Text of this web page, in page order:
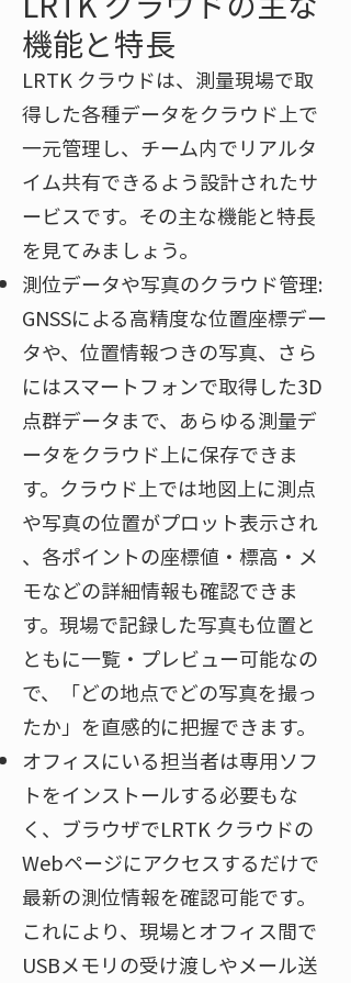
機能と特長
LRTK クラウドは、測量現場で取
得した各種データをクラウド上で
一元管理し、チーム内でリアルタ
イム共有できるよう設計されたサ
ービスです。その主な機能と特長
を見てみましょう。
測位データや写真のクラウド管理:
GNSSによる高精度な位置座標デー
タや、位置情報つきの写真、さら
にはスマートフォンで取得した3D
点群データまで、あらゆる測量デ
ータをクラウド上に保存できま
す。クラウド上では地図上に測点
や写真の位置がプロット表示され​
、各ポイントの座標値・標高・メ
モなどの詳細情報も確認できま
す。現場で記録した写真も位置と
ともに一覧・プレビュー可能なの
で、「どの地点でどの写真を撮っ
たか」を直感的に把握できます。​
オフィスにいる担当者は専用ソフ
トをインストールする必要もな
く、ブラウザでLRTK クラウドの
Webページにアクセスするだけで
最新の測位情報を確認可能です​。
これにより、現場とオフィス間で
USBメモリの受け渡しやメール送